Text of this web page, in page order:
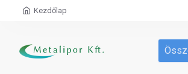
Kezdőlap